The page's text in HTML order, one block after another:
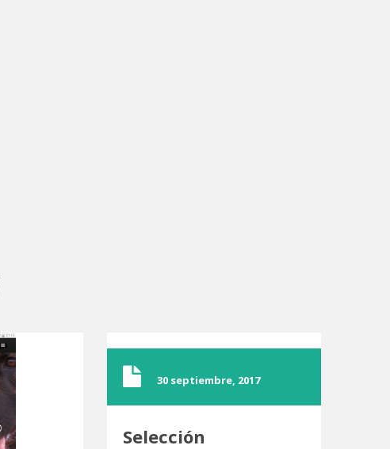
30 septiembre, 2017
Selección